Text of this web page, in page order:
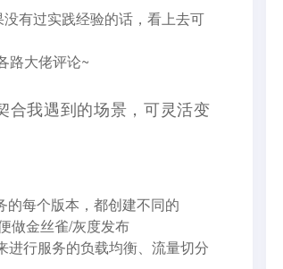
有过实践经验的话，看上去可
路大佬评论~
合我遇到的场景，可灵活变
的每个版本，都创建不同的
做金丝雀/灰度发布
进行服务的负载均衡、流量切分